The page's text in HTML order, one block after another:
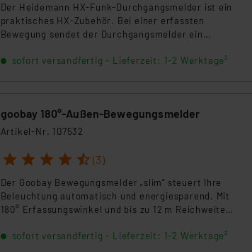
Der Heidemann HX-Funk-Durchgangsmelder ist ein
praktisches HX-Zubehör. Bei einer erfassten
Bewegung sendet der Durchgangsmelder ein
Funkempfänger. Zudem kann der Durchgangsmelder
einer Wandhalterung und einer Abdeckblende, um den
Erfassungswinkel zu verringern. Zudem hat der
Rufunterscheidung. Ihm kann eine eigene Melodie
zugeordnet werden, welche er an den Empfänger
weitergibt. Somit können Sie bei der Nutzung
mehrerer Sender oder Bewegungsmelder
unterscheiden, von wo das Signal kommt. Der
Erfassungsreichweite von 4 m. Die maximale
sofort versandfertig - Lieferzeit: 1-2 Werktage²
goobay 180°-Außen-Bewegungsmelder
Artikel-Nr. 107532
1 2 3 4 5 (3)
Der Goobay Bewegungsmelder „slim“ steuert Ihre
Beleuchtung automatisch und energiesparend. Mit
180° Erfassungswinkel und bis zu 12 m Reichweite
eignet er sich für Innen- und Außenbereiche.
sofort versandfertig - Lieferzeit: 1-2 Werktage²